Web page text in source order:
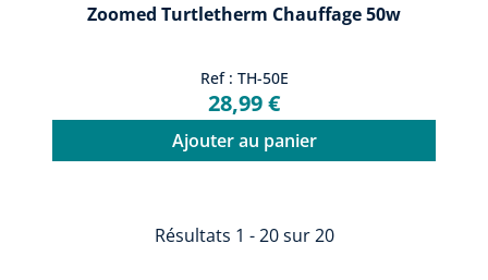
Zoomed Turtletherm Chauffage 50w
Ref : TH-50E
28,99 €
Ajouter au panier
Résultats 1 - 20 sur 20